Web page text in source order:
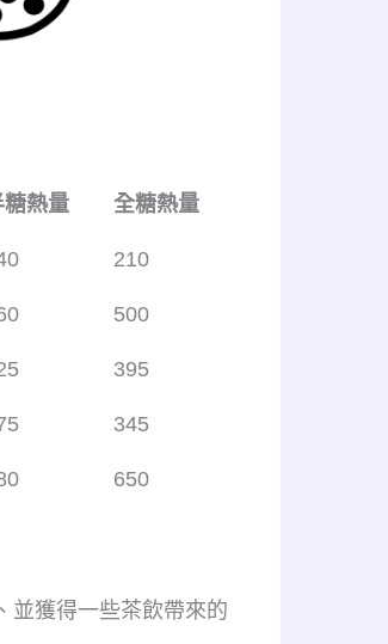
糖熱量 全糖熱量
210
500
395
345
650
並獲得一些茶飲帶來的